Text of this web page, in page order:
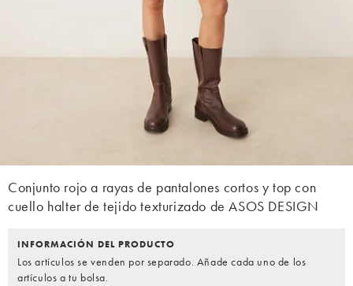
Conjunto rojo a rayas de pantalones cortos y top con
cuello halter de tejido texturizado de ASOS DESIGN
INFORMACIÓN DEL PRODUCTO
Los artículos se venden por separado. Añade cada uno de los
artículos a tu bolsa.